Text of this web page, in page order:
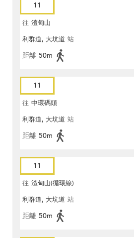
11
往 渣甸山
利群道, 大坑道 站
距離 50m
11
往 中環碼頭
利群道, 大坑道 站
距離 50m
11
往 渣甸山(循環線)
利群道, 大坑道 站
距離 50m